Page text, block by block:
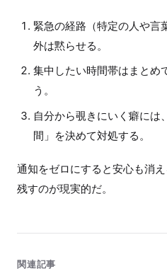
緊急の経路（特定の人や言
外は黙らせる。
集中したい時間帯はまとめ
う。
自分から覗きにいく癖には
間」を決めて対処する。
通知をゼロにすると安心も消
残すのが現実的だ。
関連記事